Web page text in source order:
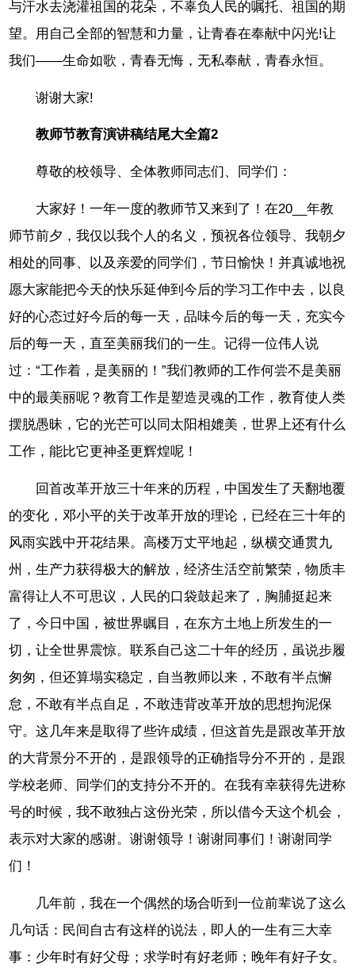
与汗水去浇灌祖国的花朵，不辜负人民的嘱托、祖国的期
望。用自己全部的智慧和力量，让青春在奉献中闪光!让
我们——生命如歌，青春无悔，无私奉献，青春永恒。
谢谢大家!
教师节教育演讲稿结尾大全篇2
尊敬的校领导、全体教师同志们、同学们：
大家好！一年一度的教师节又来到了！在20__年教
师节前夕，我仅以我个人的名义，预祝各位领导、我朝夕
相处的同事、以及亲爱的同学们，节日愉快！并真诚地祝
愿大家能把今天的快乐延伸到今后的学习工作中去，以良
好的心态过好今后的每一天，品味今后的每一天，充实今
后的每一天，直至美丽我们的一生。记得一位伟人说
过：“工作着，是美丽的！”我们教师的工作何尝不是美丽
中的最美丽呢？教育工作是塑造灵魂的工作，教育使人类
摆脱愚昧，它的光芒可以同太阳相媲美，世界上还有什么
工作，能比它更神圣更辉煌呢！
回首改革开放三十年来的历程，中国发生了天翻地覆
的变化，邓小平的关于改革开放的理论，已经在三十年的
风雨实践中开花结果。高楼万丈平地起，纵横交通贯九
州，生产力获得极大的解放，经济生活空前繁荣，物质丰
富得让人不可思议，人民的口袋鼓起来了，胸脯挺起来
了，今日中国，被世界瞩目，在东方土地上所发生的一
切，让全世界震惊。联系自己这二十年的经历，虽说步履
匆匆，但还算塌实稳定，自当教师以来，不敢有半点懈
怠，不敢有半点自足，不敢违背改革开放的思想拘泥保
守。这几年来是取得了些许成绩，但这首先是跟改革开放
的大背景分不开的，是跟领导的正确指导分不开的，是跟
学校老师、同学们的支持分不开的。在我有幸获得先进称
号的时候，我不敢独占这份光荣，所以借今天这个机会，
表示对大家的感谢。谢谢领导！谢谢同事们！谢谢同学
们！
几年前，我在一个偶然的场合听到一位前辈说了这么
几句话：民间自古有这样的说法，即人的一生有三大幸
事：少年时有好父母；求学时有好老师；晚年有好子女。